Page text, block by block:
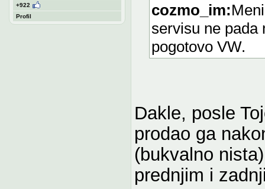
+922
Profil
cozmo_im:
servisu ne pada
pogotovo VW.
Dakle, posle
prodao ga
(bukvalno
prednjim i